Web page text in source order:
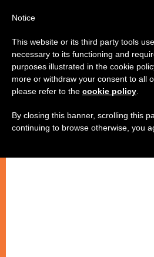
Notice
This website or its third party tools
necessary to its functioning and
purposes illustrated in the cookie
more or withdraw your consent to all
please refer to the cookie policy
By closing this banner, scrolling this
continuing to browse otherwise, you